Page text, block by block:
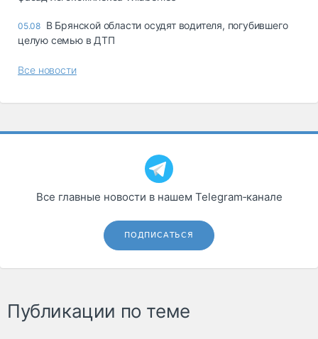
05.08 В Брянской области осудят водителя, погубившего
целую семью в ДТП
Все новости
Все главные новости в нашем Telegram‑канале
ПОДПИСАТЬСЯ
Публикации по теме